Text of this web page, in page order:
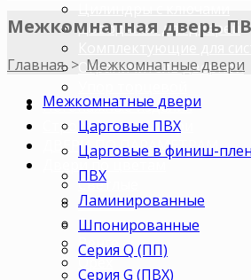
Доводчики для дверей
Ограничитель дверной
Погонажные изделия
Строительные двери
ДВЕРИ ПО ПАРАМЕТРАМ
Двери по цветам
Светлые
Темные
Бежевые
Венге
Орех
Межкомнатная дверь
Главная> Межкомнатные двери
Межкомнатные двери
Царговые ПВХ
Царговые в финиш-
ПВХ
Ламинированные
Шпонированные
Серия Q (ПП)
Серия G (ПВХ)